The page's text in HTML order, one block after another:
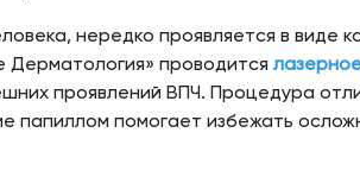
нередко проявляется в виде
проводится
проявлений ВПЧ. Процедура
помогает избежать